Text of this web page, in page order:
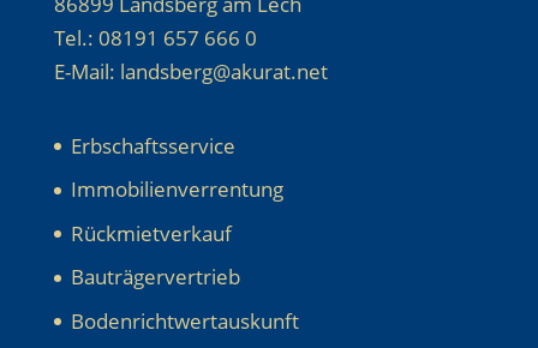
Tel.: 08191 657 666 0
E-Mail: landsberg@akurat.net
Erbschaftsservice
Immobilienverrentung
Rückmietverkauf
Bauträgervertrieb
Bodenrichtwertauskunft